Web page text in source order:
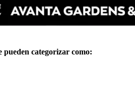
categorizar como: